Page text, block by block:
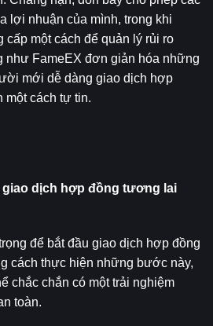
lợi nhuận của mình, trong khi
cấp một cách để quản lý rủi ro
như FameEX đơn giản hóa những
mới dễ dàng giao dịch hợp
một cách tự tin.
dịch hợp đồng tương lai
để bắt đầu giao dịch hợp đồng
cách thực hiện những bước này,
chắc chắn có một trải nghiệm
toàn.